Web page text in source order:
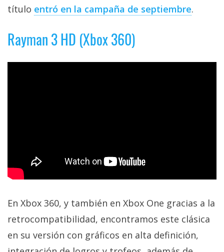
título entró en la campaña de septiembre.
Rayman 3 HD (Xbox 360)
En Xbox 360, y también en Xbox One gracias a la
retrocompatibilidad, encontramos este clásica
en su versión con gráficos en alta definición,